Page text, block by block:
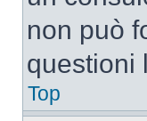
non può
questioni
Top